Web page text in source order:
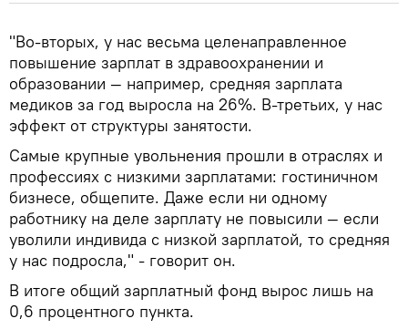
"Во-вторых, у нас весьма целенаправленное
повышение зарплат в здравоохранении и
образовании — например, средняя зарплата
медиков за год выросла на 26%. В-третьих, у нас
эффект от структуры занятости.
Самые крупные увольнения прошли в отраслях и
профессиях с низкими зарплатами: гостиничном
бизнесе, общепите. Даже если ни одному
работнику на деле зарплату не повысили — если
уволили индивида с низкой зарплатой, то средняя
у нас подросла," - говорит он.
В итоге общий зарплатный фонд вырос лишь на
0,6 процентного пункта.